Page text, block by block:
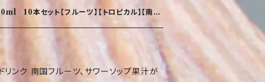
ラロース）、着色料（食用黄色4号）、食用
ベトナム 使用上の注意 開戦後はできる
その他 使用原料に伴うアレルギー体質
造工場では乳・オレンジ・キウイフルー
10本セット【フルーツ】【トロピカル】【南
ソップ果汁が